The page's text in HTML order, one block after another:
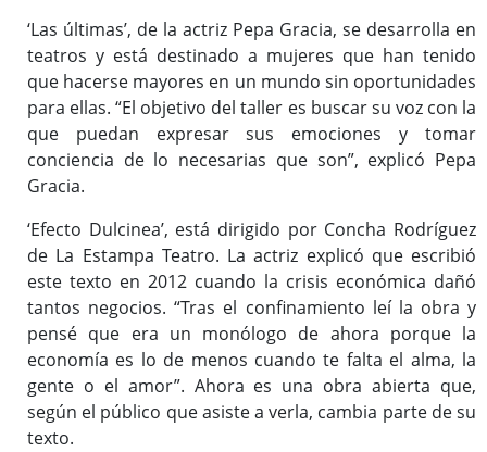
‘Las últimas’, de la actriz Pepa Gracia, se desarrolla en
teatros y está destinado a mujeres que han tenido
que hacerse mayores en un mundo sin oportunidades
para ellas. “El objetivo del taller es buscar su voz con la
que puedan expresar sus emociones y tomar
conciencia de lo necesarias que son”, explicó Pepa
Gracia.
‘Efecto Dulcinea’, está dirigido por Concha Rodríguez
de La Estampa Teatro. La actriz explicó que escribió
este texto en 2012 cuando la crisis económica dañó
tantos negocios. “Tras el confinamiento leí la obra y
pensé que era un monólogo de ahora porque la
economía es lo de menos cuando te falta el alma, la
gente o el amor”. Ahora es una obra abierta que,
según el público que asiste a verla, cambia parte de su
texto.